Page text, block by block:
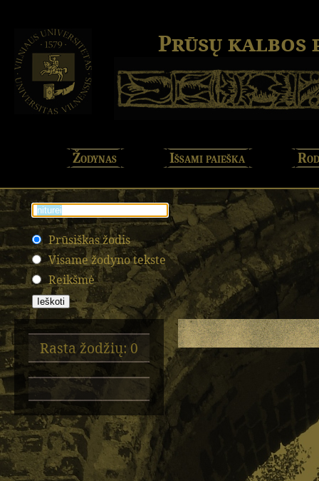
Prūsų kalbos
Žodynas Išsami paieška
Prūsiškas žodis
Visame žodyno tekste
Reikšmė
Rasta žodžių: 0